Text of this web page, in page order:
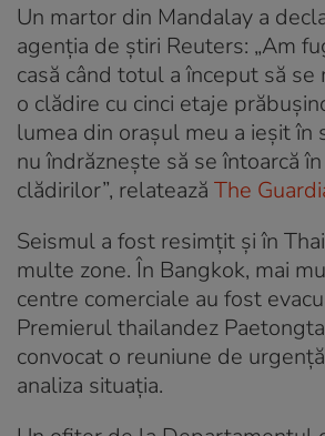
Un martor din Mandalay a
agenția de știri Reuters: „Am
casă când totul a început să
o clădire cu cinci etaje
lumea din orașul meu a ieșit în
nu îndrăznește să se întoarcă
clădirilor”, relatează The
Seismul a fost resimțit și în
multe zone. În Bangkok, mai
centre comerciale au fost
Premierul thailandez
convocat o reuniune de
analiza situația.